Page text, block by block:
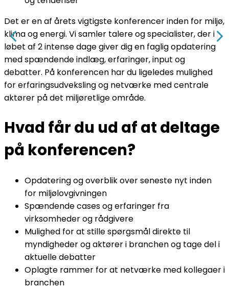
Det er en af årets vigtigste konferencer inden for miljø,
klima og energi. Vi samler talere og specialister, der i
løbet af 2 intense dage giver dig en faglig opdatering
med spændende indlæg, erfaringer, input og
debatter. På konferencen har du ligeledes mulighed
for erfaringsudveksling og netværke med centrale
aktører på det miljøretlige område.
Hvad får du ud af at deltage
på konferencen?
Opdatering og overblik over seneste nyt inden
for miljølovgivningen
Spændende cases og erfaringer fra
virksomheder og rådgivere
Mulighed for at stille spørgsmål direkte til
myndigheder og aktører i branchen og tage del i
aktuelle debatter
Oplagte rammer for at netværke med kollegaer i
branchen